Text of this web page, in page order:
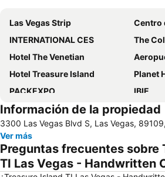
Las Vegas Strip
Centro de
INTERNATIONAL CES
The
Hotel The Venetian
Hotel Treasure Island
Planet
PACKEXPO
IBIE
SHOT SHOW
Hard
South Point Showroom
Las Vegas North Premium Outlets
Información de la propiedad
3300 Las Vegas Blvd S, Las Vegas,
Ver más
Preguntas frecuentes sobre
TI Las Vegas - Handwritten